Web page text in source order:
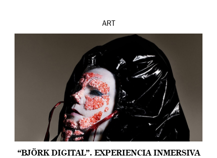
ART
“BJÖRK DIGITAL”. EXPERIENCIA INMERSIVA